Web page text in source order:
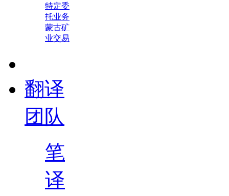
特定委
托业务
蒙古矿
业交易
翻译
团队
笔
译